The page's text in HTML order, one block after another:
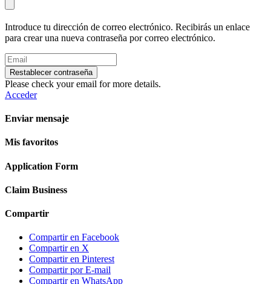
Introduce tu dirección de correo electrónico. Recibirás un enlace
para crear una nueva contraseña por correo electrónico.
Restablecer contraseña
Please check your email for more details.
Acceder
Enviar mensaje
Mis favoritos
Application Form
Claim Business
Compartir
Compartir en Facebook
Compartir en X
Compartir en Pinterest
Compartir por E-mail
Compartir en WhatsApp